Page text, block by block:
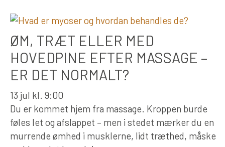
ØM, TRÆT ELLER MED
HOVEDPINE EFTER MASSAGE –
ER DET NORMALT?
13 jul kl. 9:00
Du er kommet hjem fra massage. Kroppen burde
føles let og afslappet – men i stedet mærker du en
murrende ømhed i musklerne, lidt træthed, måske